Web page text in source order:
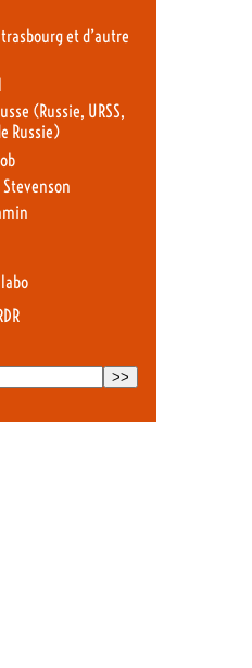
et d’autre
(Russie, URSS,
Russie)
Stevenson